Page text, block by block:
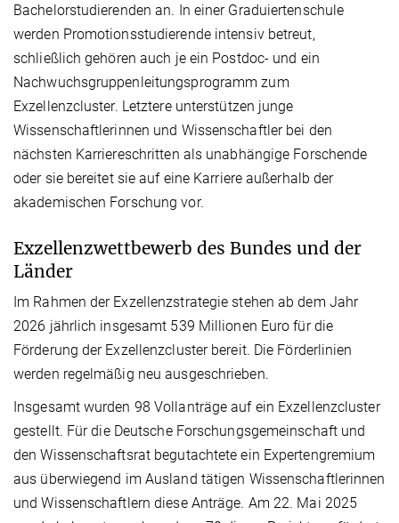
Bachelorstudierenden an. In einer Graduiertenschule
werden Promotionsstudierende intensiv betreut,
schließlich gehören auch je ein Postdoc- und ein
Nachwuchsgruppenleitungsprogramm zum
Exzellenzcluster. Letztere unterstützen junge
Wissenschaftlerinnen und Wissenschaftler bei den
nächsten Karriereschritten als unabhängige Forschende
oder sie bereitet sie auf eine Karriere außerhalb der
akademischen Forschung vor.
Exzellenzwettbewerb des Bundes und der
Länder
Im Rahmen der Exzellenzstrategie stehen ab dem Jahr
2026 jährlich insgesamt 539 Millionen Euro für die
Förderung der Exzellenzcluster bereit. Die Förderlinien
werden regelmäßig neu ausgeschrieben.
Insgesamt wurden 98 Vollanträge auf ein Exzellenzcluster
gestellt. Für die Deutsche Forschungsgemeinschaft und
den Wissenschaftsrat begutachtete ein Expertengremium
aus überwiegend im Ausland tätigen Wissenschaftlerinnen
und Wissenschaftlern diese Anträge. Am 22. Mai 2025